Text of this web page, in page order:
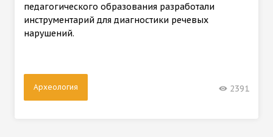
педагогического образования разработали
инструментарий для диагностики речевых
нарушений.
Археология 2391